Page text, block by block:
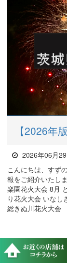
Sun
Mon
【2026年
2026年06月
こんにちは、すず
報をご紹介いたし
楽園花火大会 8月
り花火大会 いな
総きぬ川花火大会